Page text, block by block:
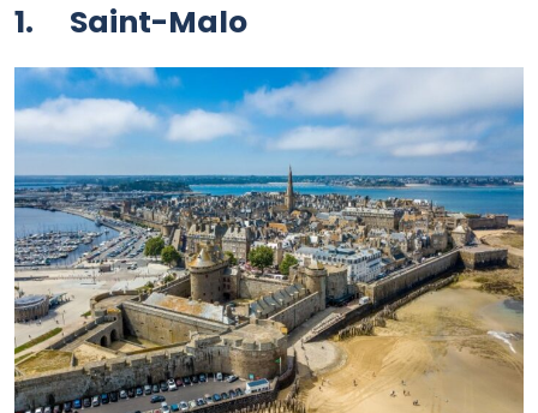
1. Saint-Malo